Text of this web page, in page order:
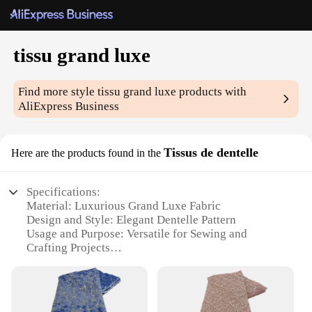
tissu grand luxe
Find more styletissu grand luxe products with
AliExpress Business
Here are the products found in the Tissus de dentelle
Specifications:
Material: Luxurious Grand Luxe Fabric
Design and Style: Elegant Dentelle Pattern
Usage and Purpose: Versatile for Sewing and
Crafting Projects
Performance and Property: Durable and Soft to
Touch
Shape or Size or Weight or Quantity: Available in